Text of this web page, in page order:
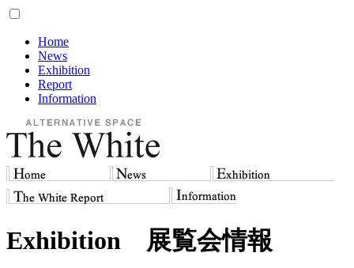
Home
News
Exhibition
Report
Information
Exhibition 展覧会情報